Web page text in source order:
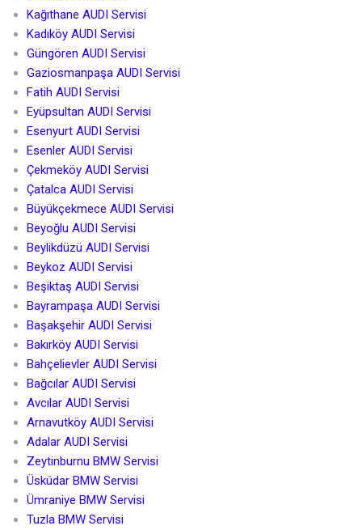
Kağıthane AUDI Servisi
Kadıköy AUDI Servisi
Güngören AUDI Servisi
Gaziosmanpaşa AUDI Servisi
Fatih AUDI Servisi
Eyüpsultan AUDI Servisi
Esenyurt AUDI Servisi
Esenler AUDI Servisi
Çekmeköy AUDI Servisi
Çatalca AUDI Servisi
Büyükçekmece AUDI Servisi
Beyoğlu AUDI Servisi
Beylikdüzü AUDI Servisi
Beykoz AUDI Servisi
Beşiktaş AUDI Servisi
Bayrampaşa AUDI Servisi
Başakşehir AUDI Servisi
Bakırköy AUDI Servisi
Bahçelievler AUDI Servisi
Bağcılar AUDI Servisi
Avcılar AUDI Servisi
Arnavutköy AUDI Servisi
Adalar AUDI Servisi
Zeytinburnu BMW Servisi
Üsküdar BMW Servisi
Ümraniye BMW Servisi
Tuzla BMW Servisi